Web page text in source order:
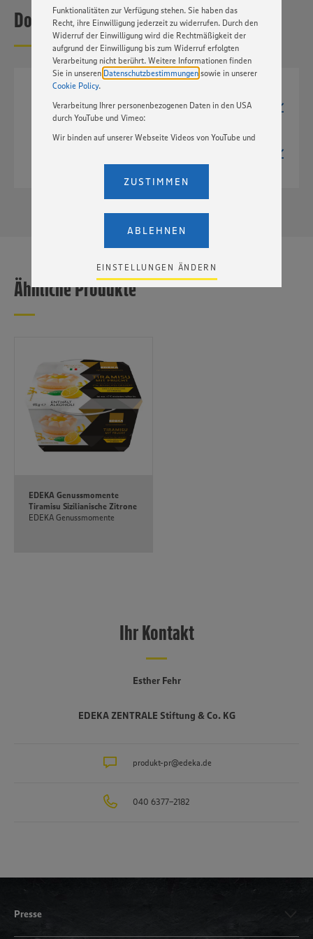
Funktionalitäten zur Verfügung stehen. Sie haben das
Recht, ihre Einwilligung jederzeit zu widerrufen. Durch den
Widerruf der Einwilligung wird die Rechtmäßigkeit der
aufgrund der Einwilligung bis zum Widerruf erfolgten
Verarbeitung nicht berührt. Weitere Informationen finden
Sie in unseren Datenschutzbestimmungen sowie in unserer
Cookie Policy.
Verarbeitung Ihrer personenbezogenen Daten in den USA
durch YouTube und Vimeo:
Wir binden auf unserer Webseite Videos von YouTube und
Einstellungen bezüglich YouTube und Vimeo zu ändern,
ein, dass Ihre Daten (IP-Adresse, Zeitstempel, ggf.
Nutzerverhalten auf unserer Webseite) an die Anbieter der
Dienste YouTube und Vimeo in den USA übermittelt und
dort verarbeitet werden. Der EuGH sieht die USA als Land
mit einem nach europäischen Standards nicht
angemessenen Datenschutzniveau an. Es besteht das
Risiko eines Zugriffs durch US-amerikanische Behörden.
genannten Dienste Ihre Daten verarbeiten. Weitere
EINSTELLUNGEN ÄNDERN
ABLEHNEN
ZUSTIMMEN
Downloads
726px x 600px
357 kB
TIF
902 kB
Ähnliche Produkte
EDEKA Genussmomente
Tiramisu Sizilianische Zitrone
EDEKA Genussmomente
Ihr Kontakt
Esther Fehr
EDEKA ZENTRALE Stiftung & Co. KG
produkt-pr@edeka.de
040 6377-2182
Presse